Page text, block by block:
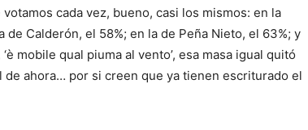
cada vez, bueno, casi los mismos: en la
Calderón, el 58%; en la de Peña Nieto, el 63%; y
mobile qual piuma al vento’, esa masa igual quitó
de ahora… por si creen que ya tienen escriturado el